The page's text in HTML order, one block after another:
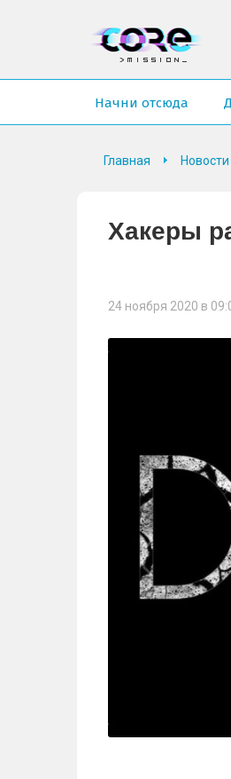
Начни отсюда
Главная
Хакеры
24 ноября 2020 в